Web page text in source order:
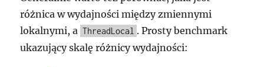
różnica w wydajności między zmiennymi
lokalnymi, a ThreadLocal . Prosty benchmark
ukazujący skalę różnicy wydajności: